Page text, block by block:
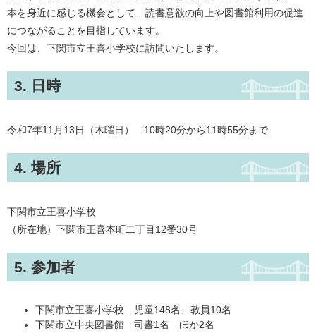
本を身近に感じる機会として、読書意欲の向上や図書館利用の促進
につながることを目指しています。
今回は、下関市立王喜小学校に訪問いたします。
3. 日時
令和7年11月13日（木曜日） 10時20分から11時55分まで
4. 場所
下関市立王喜小学校
（所在地）下関市王喜本町二丁目12番30号
5. 参加者
下関市立王喜小学校 児童148名、教員10名
下関市立中央図書館 司書1名 ほか2名